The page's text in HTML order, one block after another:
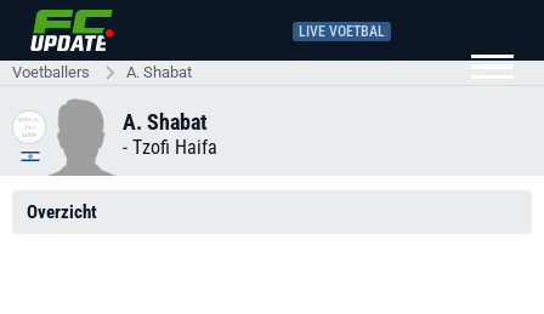
LIVE VOETBAL
Voetballers A. Shabat
A. Shabat
- Tzofi Haifa
Overzicht